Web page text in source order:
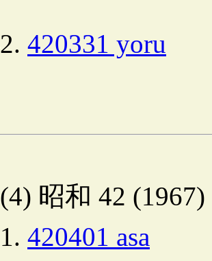
420331 yoru
(4) 昭和 42
420401 asa